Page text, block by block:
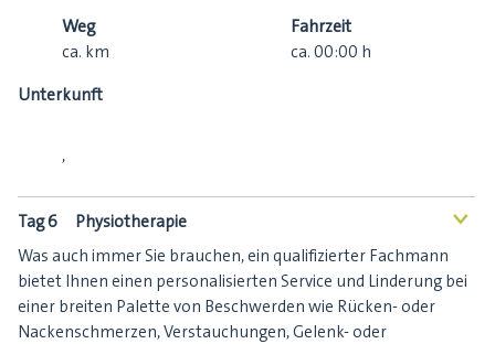
Weg
ca. km
Fahrzeit
ca. 00:00 h
Unterkunft
,
Tag 6 Physiotherapie <
Was auch immer Sie brauchen, ein qualifizierter Fachmann
bietet Ihnen einen personalisierten Service und Linderung bei
einer breiten Palette von Beschwerden wie Rücken- oder
Nackenschmerzen, Verstauchungen, Gelenk- oder